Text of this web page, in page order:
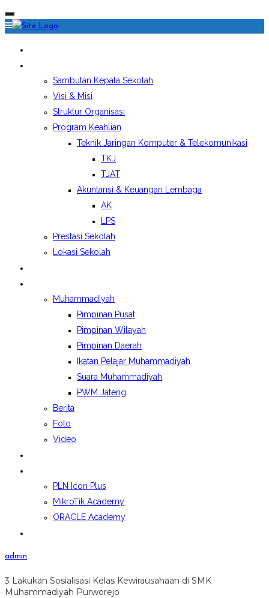
Sambutan Kepala Sekolah
Visi & Misi
Struktur Organisasi
Program Keahlian
Teknik Jaringan Komputer & Telekomunikasi
TKJ
TJAT
Akuntansi & Keuangan Lembaga
AK
LPS
Prestasi Sekolah
Lokasi Sekolah
Muhammadiyah
Pimpinan Pusat
Pimpinan Wilayah
Pimpinan Daerah
Ikatan Pelajar Muhammadiyah
Suara Muhammadiyah
PWM Jateng
Berita
Foto
Video
PLN Icon Plus
MikroTik Academy
ORACLE Academy
admin
3 Lakukan Sosialisasi Kelas Kewirausahaan di SMK
Muhammadiyah Purworejo